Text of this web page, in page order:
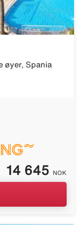
øyer, Spania
14 645 NOK